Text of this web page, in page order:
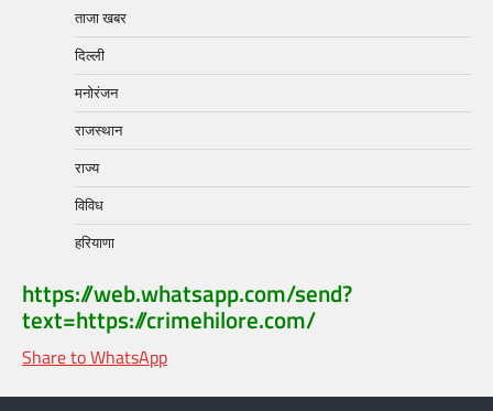
ताजा खबर
दिल्ली
मनोरंजन
राजस्थान
राज्य
विविध
हरियाणा
https://web.whatsapp.com/send?
text=https://crimehilore.com/
Share to WhatsApp